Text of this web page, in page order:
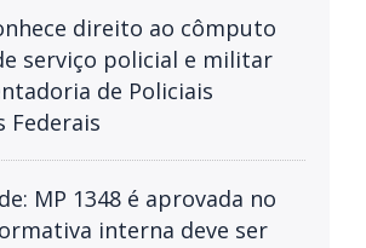
direito ao cômputo
serviço policial e militar
de Policiais
Federais
MP 1348 é aprovada no
interna deve ser